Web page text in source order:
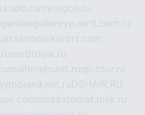
myragon.ru
gardengallereya.ru rti.com.ru
krasnodarkurort.com
mobtopik.ru
multimetrunit.rusp-tour.ru
DSHAIR.RU
musavtomat.msk.ru